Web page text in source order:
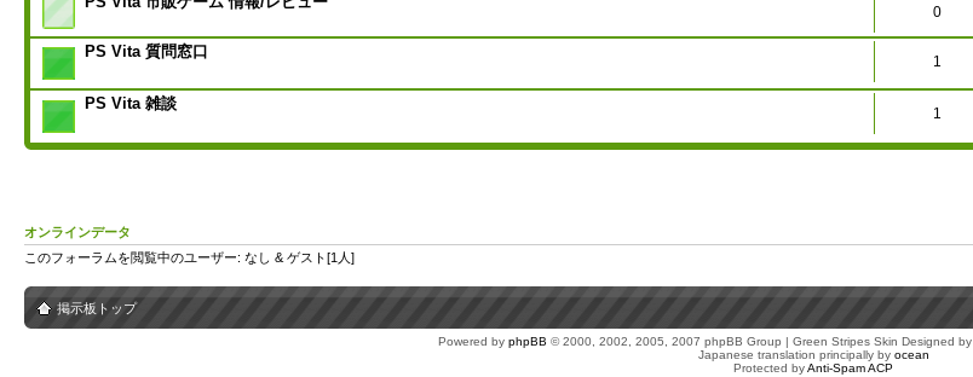
0
PS Vita 質問窓口
1
PS Vita 雑談
1
オンラインデータ
このフォーラムを閲覧中のユーザー: なし & ゲスト[1人]
掲示板トップ
Powered by phpBB © 2000, 2002, 2005, 2007 phpBB Group | Green Stripes Skin Designed by
Japanese translation principally by ocean
Protected byAnti-Spam ACP